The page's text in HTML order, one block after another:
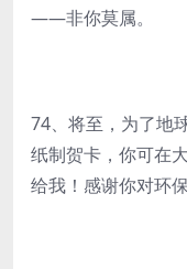
——非你莫属。
74、将至，为了地
纸制贺卡，你可在
给我！感谢你对环